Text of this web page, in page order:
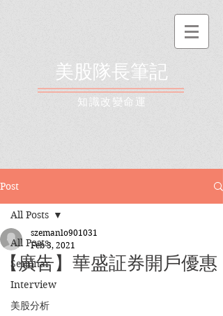
美股隊長筆記
​知識改變命運
Post
All Posts
Seminar
Interview
美股分析
All Posts
【廣告】華盛証券開戶優惠
szemanlo901031
Feb 3, 2021